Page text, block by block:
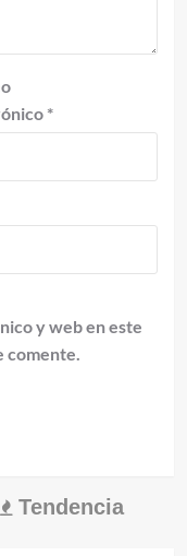
*
y web en este
comente.
Tendencia